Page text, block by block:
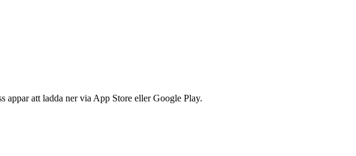
appar att ladda ner via App Store eller Google Play.